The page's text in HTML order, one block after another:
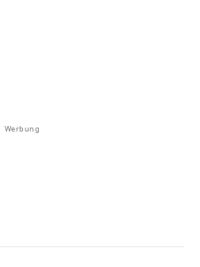
Werbung